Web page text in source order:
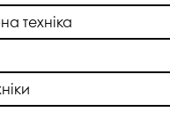
техніка